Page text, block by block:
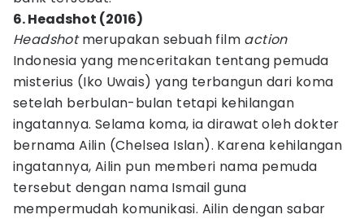
6. Headshot (2016)
Headshotmerupakan sebuah film action
Indonesia yang menceritakan tentang pemuda
misterius (Iko Uwais) yang terbangun dari koma
setelah berbulan-bulan tetapi kehilangan
ingatannya. Selama koma, ia dirawat oleh dokter
bernama Ailin (Chelsea Islan). Karena kehilangan
ingatannya, Ailin pun memberi nama pemuda
tersebut dengan nama Ismail guna
mempermudah komunikasi. Ailin dengan sabar